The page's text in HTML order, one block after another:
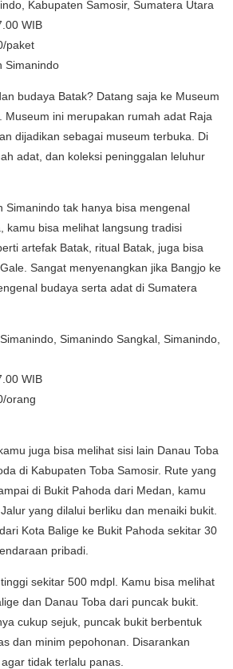
Kabupaten Samosir, Sumatera Utara
WIB
paket
Simanindo
budaya Batak? Datang saja ke Museum
Museum ini merupakan rumah adat Raja
dijadikan sebagai museum terbuka. Di
adat, dan koleksi peninggalan leluhur
Simanindo tak hanya bisa mengenal
kamu bisa melihat langsung tradisi
artefak Batak, ritual Batak, juga bisa
Sangat menyenangkan jika Bangjo ke
budaya serta adat di Sumatera
Simanindo Sangkal, Simanindo,
WIB
orang
juga bisa melihat sisi lain Danau Toba
di Kabupaten Toba Samosir. Rute yang
di Bukit Pahoda dari Medan, kamu
yang dilalui berliku dan menaiki bukit.
Kota Balige ke Bukit Pahoda sekitar 30
pribadi.
sekitar 500 mdpl. Kamu bisa melihat
dan Danau Toba dari puncak bukit.
cukup sejuk, puncak bukit berbentuk
dan minim pepohonan. Disarankan
tidak terlalu panas.